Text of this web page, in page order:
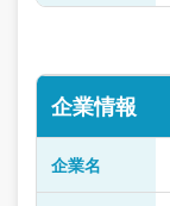
企業情報
企業名